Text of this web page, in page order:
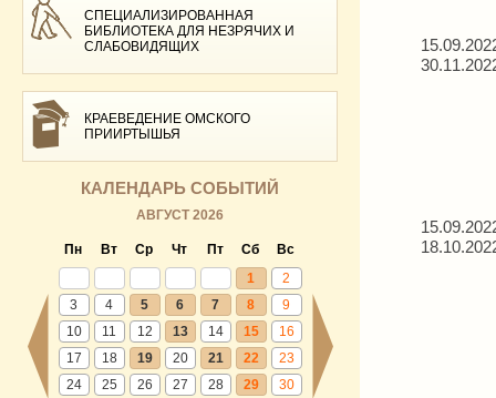
СПЕЦИАЛИЗИРОВАННАЯ
БИБЛИОТЕКА ДЛЯ НЕЗРЯЧИХ И
СЛАБОВИДЯЩИХ
КРАЕВЕДЕНИЕ ОМСКОГО
ПРИИРТЫШЬЯ
КАЛЕНДАРЬ СОБЫТИЙ
АВГУСТ 2026
Пн Вт Ср Чт Пт Сб
Вс
1
2
3
4 5 6 7 8
9
10
11 12 13 14 15
16
17
18 19 20 21 22
23
24
25 26 27 28 29
30